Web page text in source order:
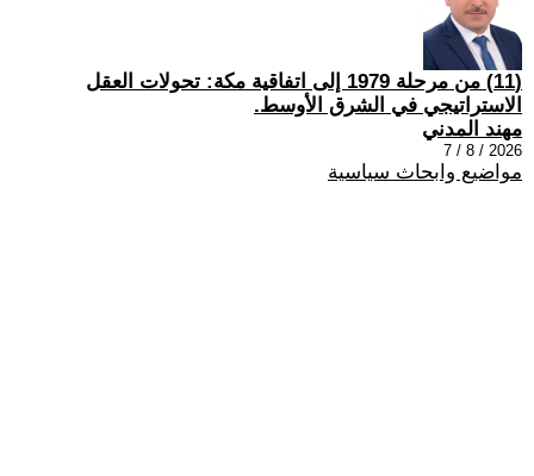
(11) من مرحلة 1979 إلى اتفاقية مكة: تحولات العقل
الاستراتيجي في الشرق الأوسط.
مهند المدني
2026 / 8 / 7
مواضيع وابحاث سياسية